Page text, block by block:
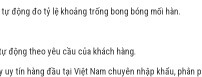
động đo tỷ lệ khoảng trống bong bóng mối hàn.
động theo yêu cầu của khách hàng.
uy tín hàng đầu tại Việt Nam chuyên nhập khẩu, phân